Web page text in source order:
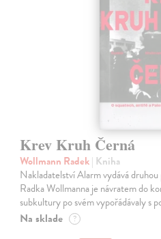
Krev Kruh Černá
Wollmann Radek| Kniha
Nakladatelství Alarm vydává
Radka Wollmanna je návratem do
subkultury po svém vypořádávaly s
Na sklade ?